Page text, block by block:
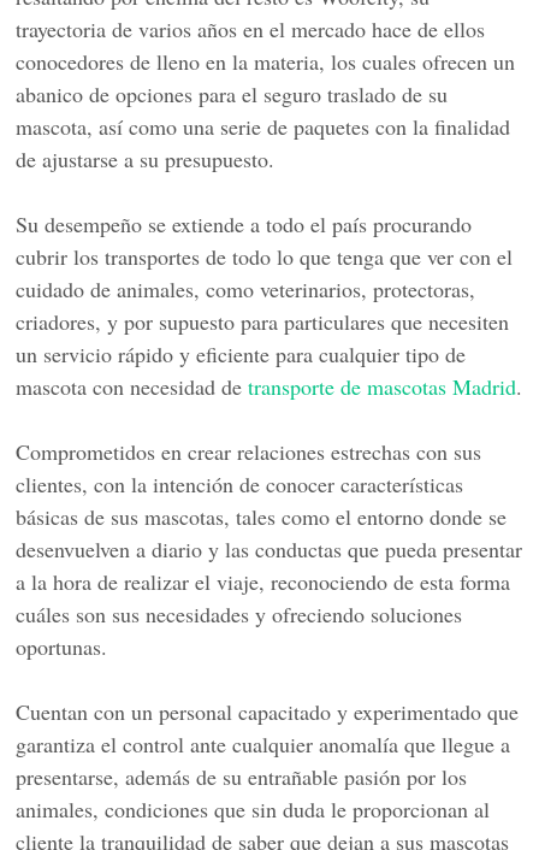
trayectoria de varios años en el mercado hace de ellos
conocedores de lleno en la materia, los cuales ofrecen un
abanico de opciones para el seguro traslado de su
mascota, así como una serie de paquetes con la finalidad
de ajustarse a su presupuesto.
Su desempeño se extiende a todo el país procurando
cubrir los transportes de todo lo que tenga que ver con el
cuidado de animales, como veterinarios, protectoras,
criadores, y por supuesto para particulares que necesiten
un servicio rápido y eficiente para cualquier tipo de
mascota con necesidad detransporte de mascotas Madrid.
Comprometidos en crear relaciones estrechas con sus
clientes, con la intención de conocer características
básicas de sus mascotas, tales como el entorno donde se
desenvuelven a diario y las conductas que pueda presentar
a la hora de realizar el viaje, reconociendo de esta forma
cuáles son sus necesidades y ofreciendo soluciones
oportunas.
Cuentan con un personal capacitado y experimentado que
garantiza el control ante cualquier anomalía que llegue a
presentarse, además de su entrañable pasión por los
animales, condiciones que sin duda le proporcionan al
cliente la tranquilidad de saber que dejan a sus mascotas